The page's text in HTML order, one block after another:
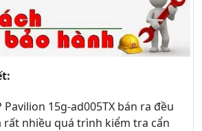
Pavilion 15g-ad005TX bán ra đều
nhiều quá trình kiểm tra cẩn